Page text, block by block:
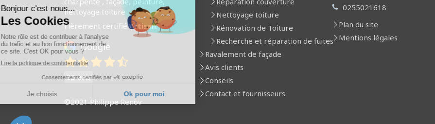
nettoyage toiture .
Fièrement certifiéArtisan.
Google
83 avis
©2021 Philippe Renov
Nettoyage toiture
Rénovation de Toiture
Recherche et réparation de fuites
Ravalement de façade
Avis clients
Conseils
Contact et fournisseurs
0255021618
Plan du site
Mentions légales